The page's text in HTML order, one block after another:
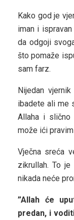
Kako god je
iman i
da odgoji
što pomaže
sam farz.
Nijedan
ibadete ali me
Allaha i slično
može ići
Vječna sreća
zikrullah. To je
nikada neće
”Allah će
predan, i